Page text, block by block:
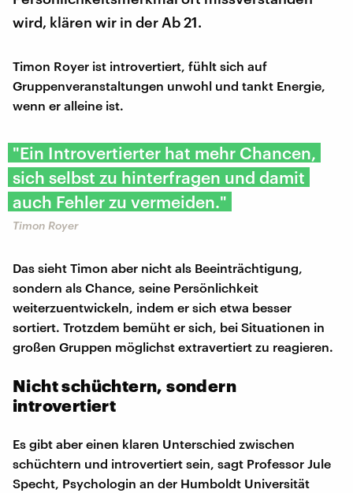
wird, klären wir in der Ab 21.
Timon Royer ist introvertiert, fühlt sich auf
Gruppenveranstaltungen unwohl und tankt Energie,
wenn er alleine ist.
"Ein Introvertierter hat mehr Chancen,
sich selbst zu hinterfragen und damit
auch Fehler zu vermeiden."
Timon Royer
Das sieht Timon aber nicht als Beeinträchtigung,
sondern als Chance, seine Persönlichkeit
weiterzuentwickeln, indem er sich etwa besser
sortiert. Trotzdem bemüht er sich, bei Situationen in
großen Gruppen möglichst extravertiert zu reagieren.
Nicht schüchtern, sondern
introvertiert
Es gibt aber einen klaren Unterschied zwischen
schüchtern und introvertiert sein, sagt Professor Jule
Specht, Psychologin an der Humboldt Universität